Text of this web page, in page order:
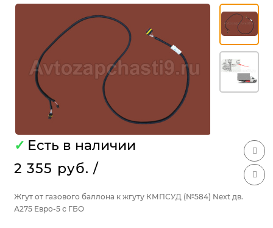
✓ Есть в наличии
2 355 руб. /
Жгут от газового баллона к жгуту КМПСУД (№584) Next дв.
А275 Евро-5 с ГБО